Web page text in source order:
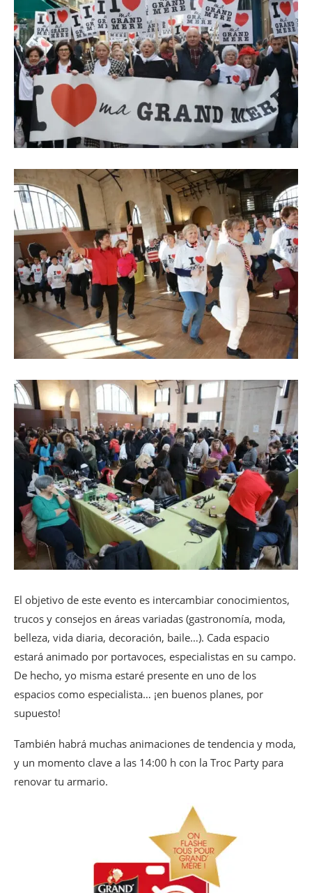
El objetivo de este evento es intercambiar conocimientos,
trucos y consejos en áreas variadas (gastronomía, moda,
belleza, vida diaria, decoración, baile…). Cada espacio
estará animado por portavoces, especialistas en su campo.
De hecho, yo misma estaré presente en uno de los
espacios como especialista… ¡en buenos planes, por
supuesto!
También habrá muchas animaciones de tendencia y moda,
y un momento clave a las 14:00 h con la Troc Party para
renovar tu armario.